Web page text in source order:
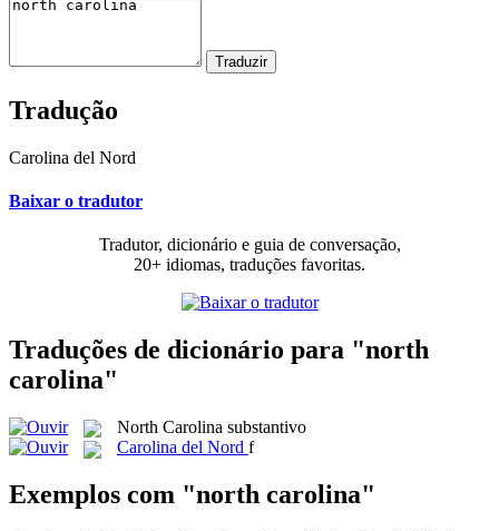
Tradução
Carolina del Nord
Baixar o tradutor
Tradutor, dicionário e guia de conversação,
20+ idiomas, traduções favoritas.
Traduções de dicionário para "north
carolina"
North Carolina substantivo
Carolina del Nord f
Exemplos com "north carolina"